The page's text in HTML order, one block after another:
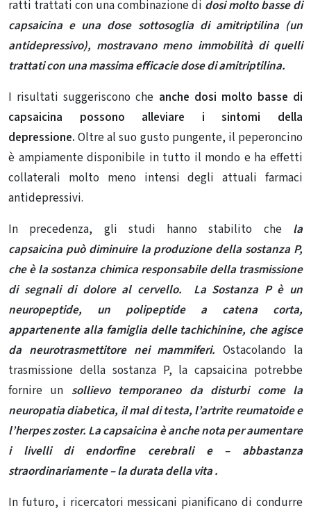
ratti trattati con una combinazione di dosi molto basse di
capsaicina e una dose sottosoglia di amitriptilina (un
antidepressivo), mostravano meno immobilità di quelli
trattati con una massima efficacie dose di amitriptilina.
I risultati suggeriscono che anche dosi molto basse di
capsaicina possono alleviare i sintomi della
depressione. Oltre al suo gusto pungente, il peperoncino
è ampiamente disponibile in tutto il mondo e ha effetti
collaterali molto meno intensi degli attuali farmaci
antidepressivi.
In precedenza, gli studi hanno stabilito chela
capsaicina può diminuirela produzione della sostanza P,
che è la sostanza chimica responsabile della trasmissione
di segnali di dolore al cervello. La Sostanza P è un
neuropeptide, un polipeptide a catena corta,
appartenente alla famiglia delle tachichinine, che agisce
da neurotrasmettitore nei mammiferi.Ostacolando la
trasmissione della sostanza P, la capsaicina potrebbe
fornire un sollievo temporaneo da disturbi come la
neuropatia diabetica, il mal di testa, l’artrite reumatoide e
l’herpes zoster. La capsaicina è anche nota per aumentare
i livelli di endorfine cerebrali e – abbastanza
straordinariamente – ladurata della vita .
In futuro, i ricercatori messicani pianificano di condurre